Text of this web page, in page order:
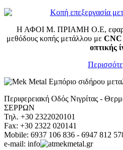
Η ΑΦΟΙ Μ. ΠΡΙΑΜΗ Ο.Ε,
μεθόδους κοπής μετάλλου με CNC
οπτικής
Περιφερειακή Οδός Νιγρίτας -
ΣΕΡΡΩΝ
Τηλ. +30 2322020101
Fax: +30 2322 020141
Mobile: 6937 106 836 - 6947 812
e-mail: info
mekmetal.gr